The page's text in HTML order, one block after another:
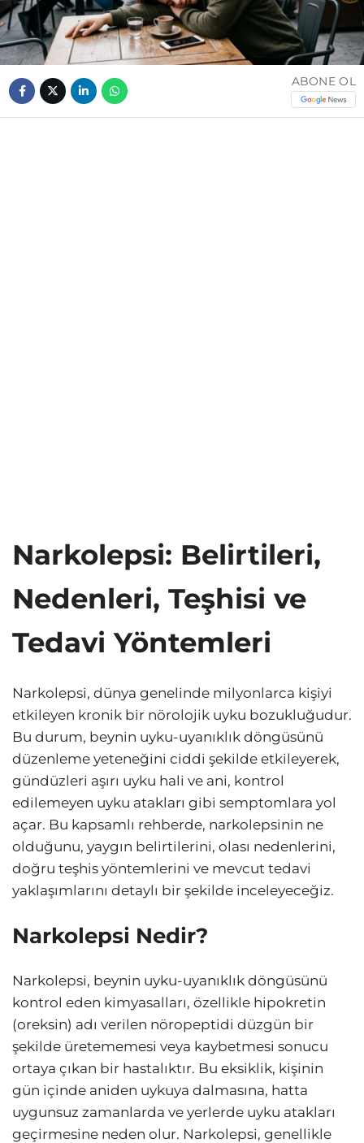
ABONE OL
Narkolepsi: Belirtileri,
Nedenleri, Teşhisi ve
Tedavi Yöntemleri
Narkolepsi, dünya genelinde milyonlarca kişiyi
etkileyen kronik bir nörolojik uyku bozukluğudur.
Bu durum, beynin uyku-uyanıklık döngüsünü
düzenleme yeteneğini ciddi şekilde etkileyerek,
gündüzleri aşırı uyku hali ve ani, kontrol
edilemeyen uyku atakları gibi semptomlara yol
açar. Bu kapsamlı rehberde, narkolepsinin ne
olduğunu, yaygın belirtilerini, olası nedenlerini,
doğru teşhis yöntemlerini ve mevcut tedavi
yaklaşımlarını detaylı bir şekilde inceleyeceğiz.
Narkolepsi Nedir?
Narkolepsi, beynin uyku-uyanıklık döngüsünü
kontrol eden kimyasalları, özellikle hipokretin
(oreksin) adı verilen nöropeptidi düzgün bir
şekilde üretememesi veya kaybetmesi sonucu
ortaya çıkan bir hastalıktır. Bu eksiklik, kişinin
gün içinde aniden uykuya dalmasına, hatta
uygunsuz zamanlarda ve yerlerde uyku atakları
geçirmesine neden olur. Narkolepsi, genellikle